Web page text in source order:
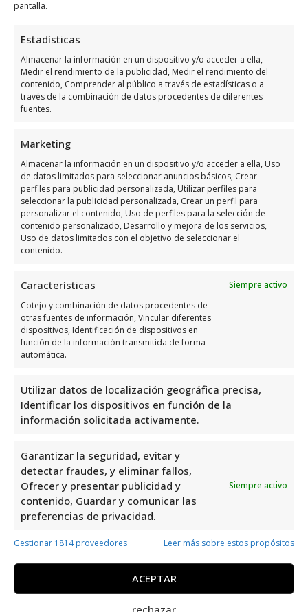
pantalla.
Estadísticas
Almacenar la información en un dispositivo y/o acceder a ella,
Medir el rendimiento de la publicidad, Medir el rendimiento del
contenido, Comprender al público a través de estadísticas o a
través de la combinación de datos procedentes de diferentes
fuentes.
Marketing
Almacenar la información en un dispositivo y/o acceder a ella, Uso
de datos limitados para seleccionar anuncios básicos, Crear
perfiles para publicidad personalizada, Utilizar perfiles para
seleccionar la publicidad personalizada, Crear un perfil para
personalizar el contenido, Uso de perfiles para la selección de
contenido personalizado, Desarrollo y mejora de los servicios,
Uso de datos limitados con el objetivo de seleccionar el
contenido.
Características
Siempre activo
Cotejo y combinación de datos procedentes de
otras fuentes de información, Vincular diferentes
dispositivos, Identificación de dispositivos en
función de la información transmitida de forma
automática.
Utilizar datos de localización geográfica precisa,
Identificar los dispositivos en función de la
información solicitada activamente.
Garantizar la seguridad, evitar y
detectar fraudes, y eliminar fallos,
Ofrecer y presentar publicidad y
contenido, Guardar y comunicar las
preferencias de privacidad.
Siempre activo
Gestionar 1814 proveedores Leer más sobre estos propósitos
ACEPTAR
rechazar
Como llegar a AnáLisis Ferrer-
Pardo C.B.
ubicado en C. Maria Parodi, 18, 03181
Torrevieja, Alicante, España, utiliza el
siguientemapa para localizarlos:
Haz clic para aceptar márketing cookies y
habilitar este contenido
Horario de servicio de AnáLisis
Ferrer-Pardo C.B.
Días
Lunes
9:00 a 14:00
Martes
Miércoles
9:00 a 14:00
9:00 a 14:00